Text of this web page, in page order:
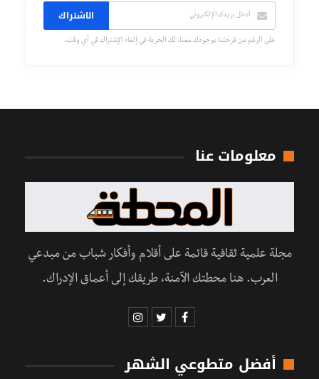
الاشتراك
على الرغم من فرحتنا بوجودك معنا، لك الحرية في إلغاء الإشتراك في أي وقت.
معلومات عنا
مجلة علمية ثقافية قائمة على أقلام وأفكار شباب من مبدعي
العرب. هنا محطتك الآمنة، طريقك إلى أعماق الإدراك.
أفضل متطوعي الشهر